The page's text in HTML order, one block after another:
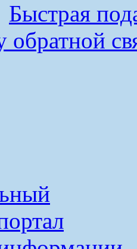
Быстрая
обратной